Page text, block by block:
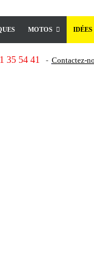
MOTOS
35 54 41 - Contactez-